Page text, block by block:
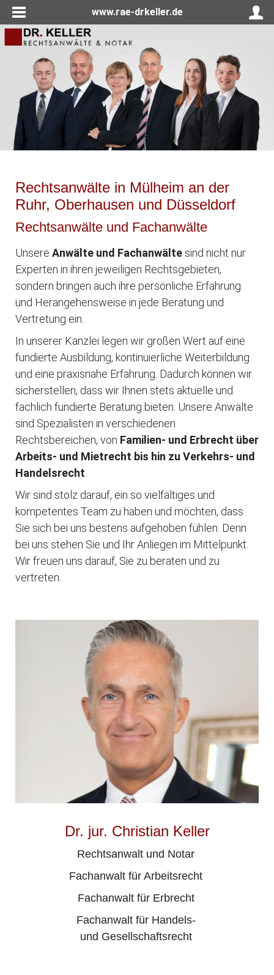
www.rae-drkeller.de
Rechtsanwälte in Mülheim an der
Ruhr, Oberhausen und Düsseldorf
Rechtsanwälte und Fachanwälte
Unsere Anwälte und Fachanwälte sind nicht nur
Experten in ihren jeweiligen Rechtsgebieten,
sondern bringen auch ihre persönliche Erfahrung
und Herangehensweise in jede Beratung und
Vertretung ein.
In unserer Kanzlei legen wir großen Wert auf eine
fundierte Ausbildung, kontinuierliche Weiterbildung
und eine praxisnahe Erfahrung. Dadurch können wir
sicherstellen, dass wir Ihnen stets aktuelle und
fachlich fundierte Beratung bieten. Unsere Anwälte
sind Spezialisten in verschiedenen
Rechtsbereichen, von Familien- und Erbrecht über
Arbeits- und Mietrecht bis hin zu Verkehrs- und
Handelsrecht
Wir sind stolz darauf, ein so vielfältiges und
kompetentes Team zu haben und möchten, dass
Sie sich bei uns bestens aufgehoben fühlen. Denn
bei uns stehen Sie und Ihr Anliegen im Mittelpunkt.
Wir freuen uns darauf, Sie zu beraten und zu
vertreten.
Dr. jur. Christian Keller
Rechtsanwalt und Notar
Fachanwalt für Arbeitsrecht
Fachanwalt für Erbrecht
Fachanwalt für Handels-
und Gesellschaftsrecht